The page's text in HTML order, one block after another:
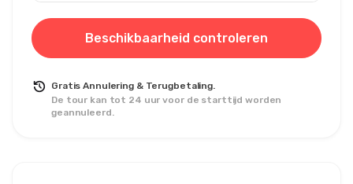
Beschikbaarheid controleren
Gratis Annulering & Terugbetaling.
De tour kan tot 24 uur voor de starttijd worden
geannuleerd.